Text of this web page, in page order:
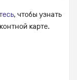
, чтобы узнать
карте.